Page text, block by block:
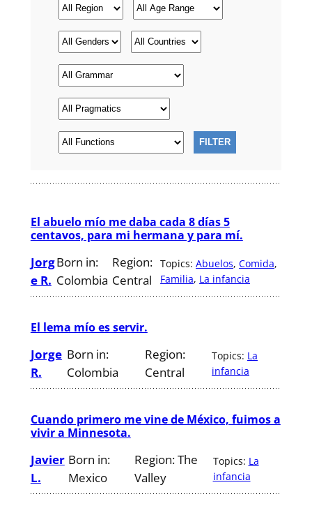
El abuelo mío me daba cada 8 días 5
centavos, para mi hermana y para mí.
Jorg
e R.
Born in:
Colombia
Region:
Central
Topics:Abuelos, Comida
Familia, La infancia
El lema mío es servir.
Jorge
R.
Born in:
Colombia
Region:
Central
Topics: La
infancia
Cuando primero me vine de México, fuimos a
vivir a Minnesota.
Javier
L.
Born in:
Mexico
Region:The
Valley
Topics: La
infancia